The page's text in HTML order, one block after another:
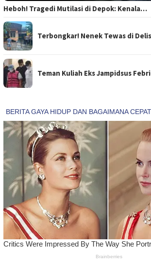
Heboh! Tragedi Mutilasi di Depok: Kenala…
Terbongkar! Nenek Tewas di
Teman Kuliah Eks Jampidsus